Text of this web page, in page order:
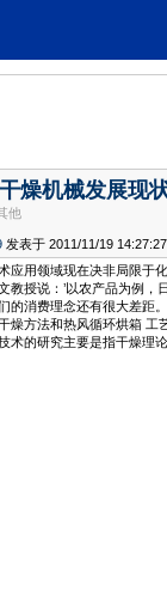
燥机械发展现
他
发表于 2011/11/19 14:27:27
应用领域现在决非局限于
教授说：’以农产品为例
的消费理念还有很大差距
方法和热风循环烘箱 工艺
术的研究主要是指干燥理